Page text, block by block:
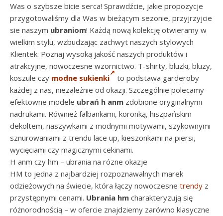
Was o szybsze bicie serca! Sprawdźcie, jakie propozycje
przygotowaliśmy dla Was w bieżącym sezonie, przyjrzyjcie
sie naszym ubraniom! Każdą nową kolekcję otwieramy w
wielkim stylu, wzbudzając zachwyt naszych stylowych
Klientek. Poznaj wysoką jakość naszych produktów i
atrakcyjne, nowoczesne wzornictwo. T-shirty, bluzki, bluzy,
koszule czy modne sukienki
to podstawa garderoby
każdej z nas, niezależnie od okazji. Szczególnie polecamy
efektowne modele ubrań h anm zdobione oryginalnymi
nadrukami. Również falbankami, koronką, hiszpańskim
dekoltem, naszywkami z modnymi motywami, szykownymi
sznurowaniami z trendu lace up, kieszonkami na piersi,
wycięciami czy magicznymi cekinami.
H anm czy hm – ubrania na rózne okazje
HM to jedna z najbardziej rozpoznawalnych marek
odzieżowych na świecie, która łączy nowoczesne trendy z
przystępnymi cenami. Ubrania hm charakteryzują się
różnorodnością – w ofercie znajdziemy zarówno klasyczne